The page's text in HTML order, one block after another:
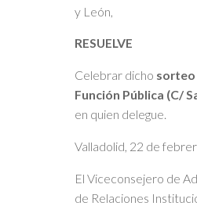
y León,
RESUELVE
Celebrar dicho sorteo
Función Pública (C/
en quien delegue.
Valladolid, 22 de
El Viceconsejero de
de Relaciones